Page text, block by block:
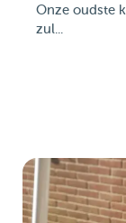
Onze oudste
zul...